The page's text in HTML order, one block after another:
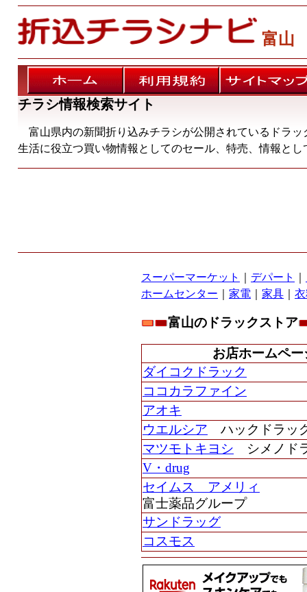
富山
ホーム 利用規約
チラシ情報検索サイト
富山県内の新聞折り込みチラシが公開されているドラ
生活に役立つ買い物情報としてのセール、特売、情報とし
スーパーマーケット デパート
ホームセンター
家電 家具
富山のドラックストア
お店ホームペー
ダイコクドラック
ココカラファイン
アオキ
ウエルシア ハックドラッ
マツモトキヨシ シメノド
V・drug
セイムス アメリィ
富士薬品グループ
サンドラッグ
コスモス